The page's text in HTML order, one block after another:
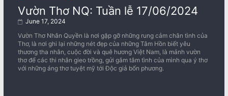
Vườn Thơ NQ: Tuần lễ 17/06/2024
June 17, 2024
Vườn Thơ Nhân Quyền là nơi gặp gỡ những rung cảm chân tình của
Thơ, là nơi ghi lại những nét đẹp của những Tâm Hồn biết yêu
thương tha nhân, cuộc đời và quê hương Việt Nam, là mảnh vườn
thơ để các thi nhân gieo trồng, gửi gắm tâm tình của mình qua ý thơ
với những áng thơ tuyệt mỹ tới Độc giả bốn phương.